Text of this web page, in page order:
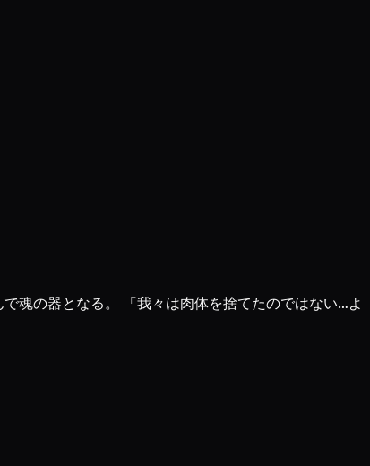
魂の器となる。 「我々は肉体を捨てたのではない…よ